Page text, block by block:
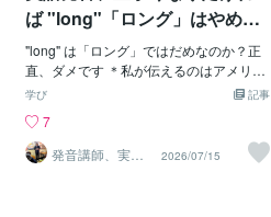
は真ん中に入ったりもします。アクセン
トの位置で、同じ単語でも意味が名詞か
ら動詞に変化するパターンなどもありま
す。（動詞は後ろにアクセントが来るこ
とが多いです。）では、発音とアクセン
か？実は、アクセントの方が「圧倒的に
重要」です。意外だと感じる人もいるか
もしれませんが、ネイティブの耳では
ば "long"「ロング」はやめま
しょう
"long" は「ロング」ではだめなのか？正
直、ダメです ＊私が伝えるのはアメリカ
英語発音ですまずは、小手先のやり方、
注目！②「ン」を鼻にかけて「ン」と言
います③それから「グ」の音は出さずに
心の中で言って、同じタイミングで息を
記事
学び
7
発音講師、実は2
0年以上続くカレ
2026/07/15